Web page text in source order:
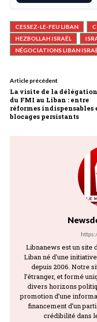
CESSEZ-LE-FEU LIBAN
HEZBOLLAH ISRAËL
NÉGOCIATIONS LIBAN
Article précédent
La visite de la délégation
du FMI au Liban : entre
réformes indispensables
blocages persistants
Libnanews est un site
Liban né d'une
depuis 2006. Notre
l’étranger, et formé
divers horizons
promotion d’une
financement d’un
crédibilité dans